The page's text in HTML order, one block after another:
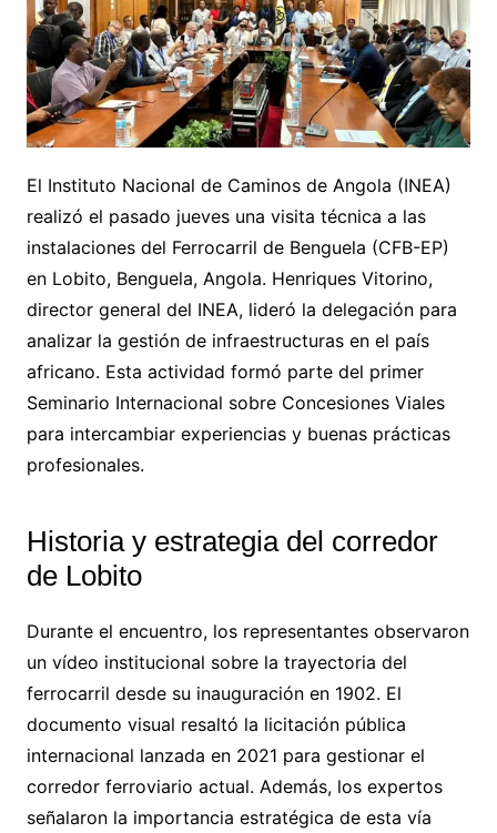
El Instituto Nacional de Caminos de Angola (INEA)
realizó el pasado jueves una visita técnica a las
instalaciones del Ferrocarril de Benguela (CFB-EP)
en Lobito, Benguela, Angola. Henriques Vitorino,
director general del INEA, lideró la delegación para
analizar la gestión de infraestructuras en el país
africano. Esta actividad formó parte del primer
Seminario Internacional sobre Concesiones Viales
para intercambiar experiencias y buenas prácticas
profesionales.
Historia y estrategia del corredor
de Lobito
Durante el encuentro, los representantes observaron
un vídeo institucional sobre la trayectoria del
ferrocarril desde su inauguración en 1902. El
documento visual resaltó la licitación pública
internacional lanzada en 2021 para gestionar el
corredor ferroviario actual. Además, los expertos
señalaron la importancia estratégica de esta vía